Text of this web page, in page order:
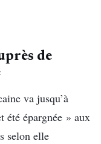
de
va jusqu’à
été épargnée » aux
selon elle